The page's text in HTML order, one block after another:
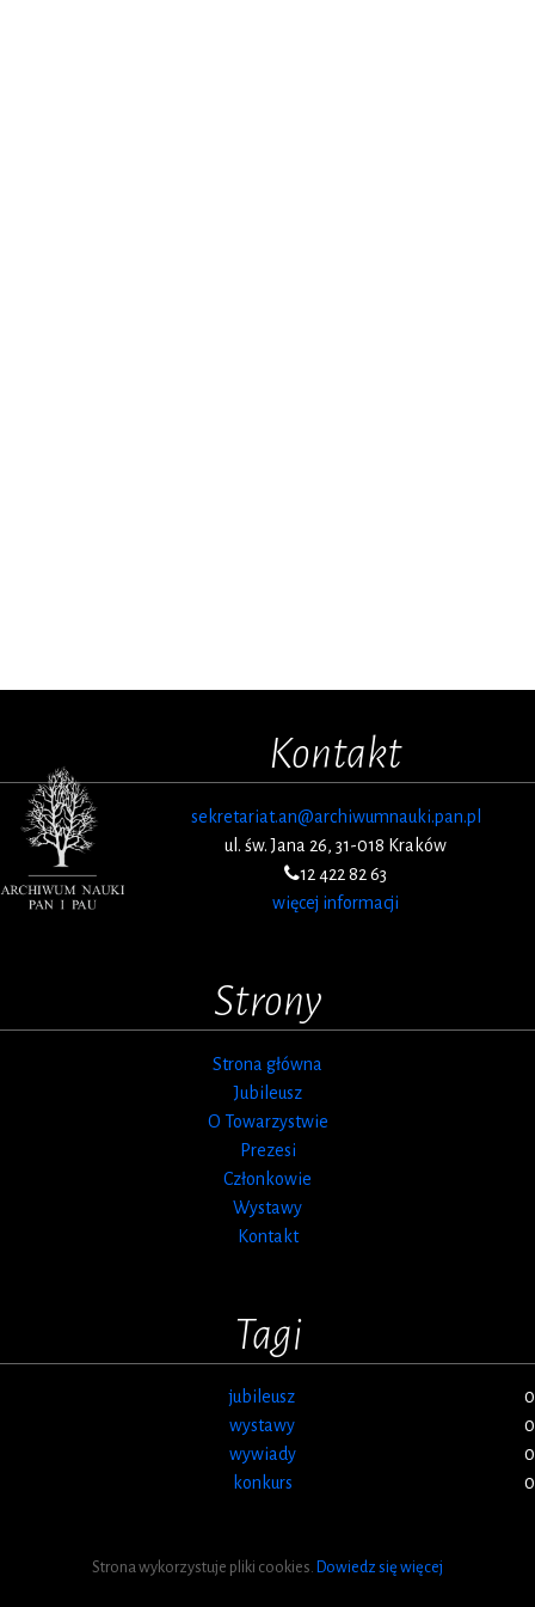
Kontakt
sekretariat.an@archiwumnauki.pan.pl
ul. św. Jana 26, 31-018 Kraków
12 422 82 63
więcej informacji
Strony
Strona główna
Jubileusz
O Towarzystwie
Prezesi
Członkowie
Wystawy
Kontakt
Tagi
jubileusz
0
wystawy
0
wywiady
0
konkurs
0
Strona wykorzystuje pliki cookies. Dowiedz się więcej